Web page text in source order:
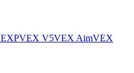
VEX V5VEX AimVEX